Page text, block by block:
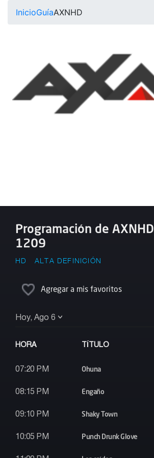
InicioGuíaAXNHD
Programación de AXNHD
1209
HD ALTA DEFINICIÓN
Agregar a mis favoritos
Hoy, Ago 6
HORA TÍTULO
07:20 PM Ohuna
08:15 PM Engaño
09:10 PM Shaky Town
10:05 PM Punch Drunk Glove